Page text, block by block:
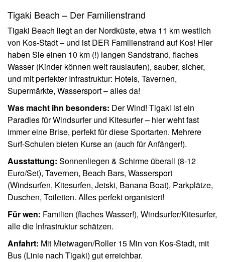
Tigaki Beach – Der Familienstrand
Tigaki Beach liegt an der Nordküste, etwa 11 km westlich
von Kos-Stadt – und ist DER Familienstrand auf Kos! Hier
haben Sie einen 10 km (!) langen Sandstrand, flaches
Wasser (Kinder können weit rauslaufen), sauber, sicher,
und mit perfekter Infrastruktur: Hotels, Tavernen,
Supermärkte, Wassersport – alles da!
Was macht ihn besonders: Der Wind! Tigaki ist ein
Paradies für Windsurfer und Kitesurfer – hier weht fast
immer eine Brise, perfekt für diese Sportarten. Mehrere
Surf-Schulen bieten Kurse an (auch für Anfänger!).
Ausstattung: Sonnenliegen & Schirme überall (8-12
Euro/Set), Tavernen, Beach Bars, Wassersport
(Windsurfen, Kitesurfen, Jetski, Banana Boat), Parkplätze,
Duschen, Toiletten. Alles perfekt organisiert!
Für wen: Familien (flaches Wasser!), Windsurfer/Kitesurfer,
alle die Infrastruktur schätzen.
Anfahrt: Mit Mietwagen/Roller 15 Min von Kos-Stadt, mit
Bus (Linie nach Tigaki) gut erreichbar.